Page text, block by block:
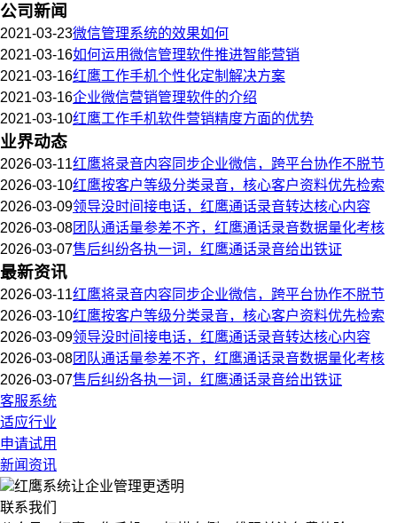
公司新闻
2021-03-23微信管理系统的效果如何
2021-03-16如何运用微信管理软件推进智能营销
2021-03-16红鹰工作手机个性化定制解决方案
2021-03-16企业微信营销管理软件的介绍
2021-03-10红鹰工作手机软件营销精度方面的优势
业界动态
2026-03-11红鹰将录音内容同步企业微信，跨平台协作不脱节
2026-03-10红鹰按客户等级分类录音，核心客户资料优先检索
2026-03-09领导没时间接电话，红鹰通话录音转达核心内容
2026-03-08团队通话量参差不齐，红鹰通话录音数据量化考核
2026-03-07售后纠纷各执一词，红鹰通话录音给出铁证
最新资讯
2026-03-11红鹰将录音内容同步企业微信，跨平台协作不脱节
2026-03-10红鹰按客户等级分类录音，核心客户资料优先检索
2026-03-09领导没时间接电话，红鹰通话录音转达核心内容
2026-03-08团队通话量参差不齐，红鹰通话录音数据量化考核
2026-03-07售后纠纷各执一词，红鹰通话录音给出铁证
客服系统
适应行业
申请试用
新闻资讯
红鹰系统让企业管理更透明
联系我们